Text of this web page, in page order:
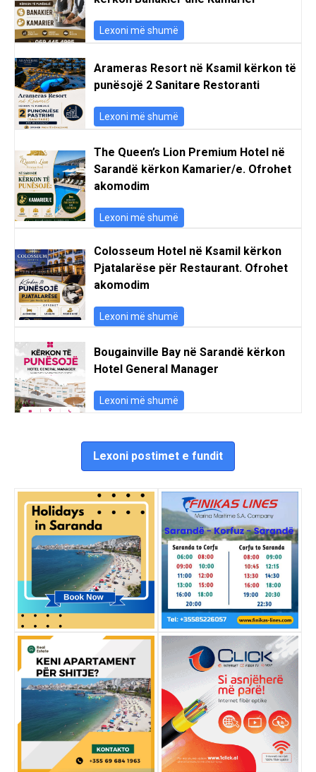
Lexoni më shumë
Arameras Resort në Ksamil kërkon të
punësojë 2 Sanitare Restoranti
Lexoni më shumë
The Queen’s Lion Premium Hotel në
Sarandë kërkon Kamarier/e. Ofrohet
akomodim
Lexoni më shumë
Colosseum Hotel në Ksamil kërkon
Pjatalarëse për Restaurant. Ofrohet
akomodim
Lexoni më shumë
Bougainville Bay në Sarandë kërkon
Hotel General Manager
Lexoni më shumë
Lexoni postimet e fundit